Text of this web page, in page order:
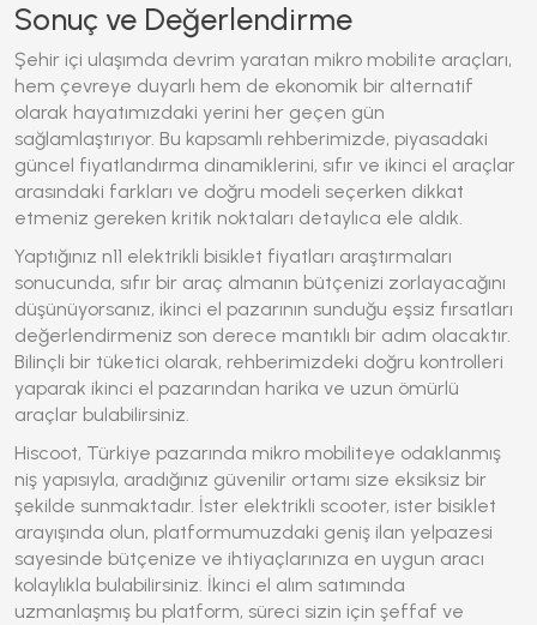
Sonuç ve Değerlendirme
Şehir içi ulaşımda devrim yaratan mikro mobilite araçları,
hem çevreye duyarlı hem de ekonomik bir alternatif
olarak hayatımızdaki yerini her geçen gün
sağlamlaştırıyor. Bu kapsamlı rehberimizde, piyasadaki
güncel fiyatlandırma dinamiklerini, sıfır ve ikinci el araçlar
arasındaki farkları ve doğru modeli seçerken dikkat
etmeniz gereken kritik noktaları detaylıca ele aldık.
Yaptığınız n11 elektrikli bisiklet fiyatları araştırmaları
sonucunda, sıfır bir araç almanın bütçenizi zorlayacağını
düşünüyorsanız, ikinci el pazarının sunduğu eşsiz fırsatları
değerlendirmeniz son derece mantıklı bir adım olacaktır.
Bilinçli bir tüketici olarak, rehberimizdeki doğru kontrolleri
yaparak ikinci el pazarından harika ve uzun ömürlü
araçlar bulabilirsiniz.
Hiscoot, Türkiye pazarında mikro mobiliteye odaklanmış
niş yapısıyla, aradığınız güvenilir ortamı size eksiksiz bir
şekilde sunmaktadır. İster elektrikli scooter, ister bisiklet
arayışında olun, platformumuzdaki geniş ilan yelpazesi
sayesinde bütçenize ve ihtiyaçlarınıza en uygun aracı
kolaylıkla bulabilirsiniz. İkinci el alım satımında
uzmanlaşmış bu platform, süreci sizin için şeffaf ve